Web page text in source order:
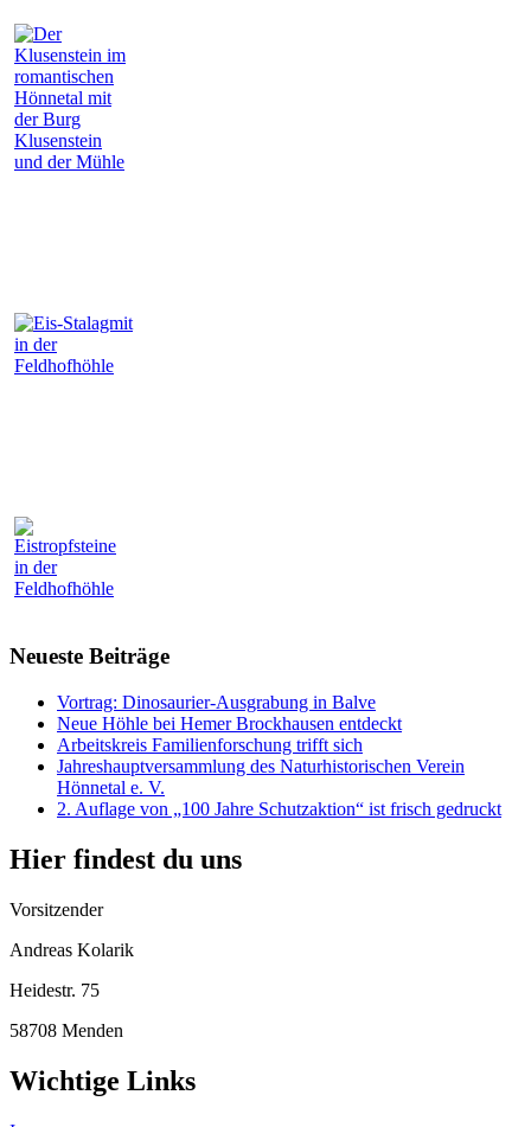
Neueste Beiträge
Vortrag: Dinosaurier-Ausgrabung in Balve
Neue Höhle bei Hemer Brockhausen entdeckt
Arbeitskreis Familienforschung trifft sich
Jahreshauptversammlung des Naturhistorischen Verein
Hönnetal e. V.
2. Auflage von „100 Jahre Schutzaktion“ ist frisch gedruckt
Hier findest du uns
Vorsitzender
Andreas Kolarik
Heidestr. 75
58708 Menden
Wichtige Links